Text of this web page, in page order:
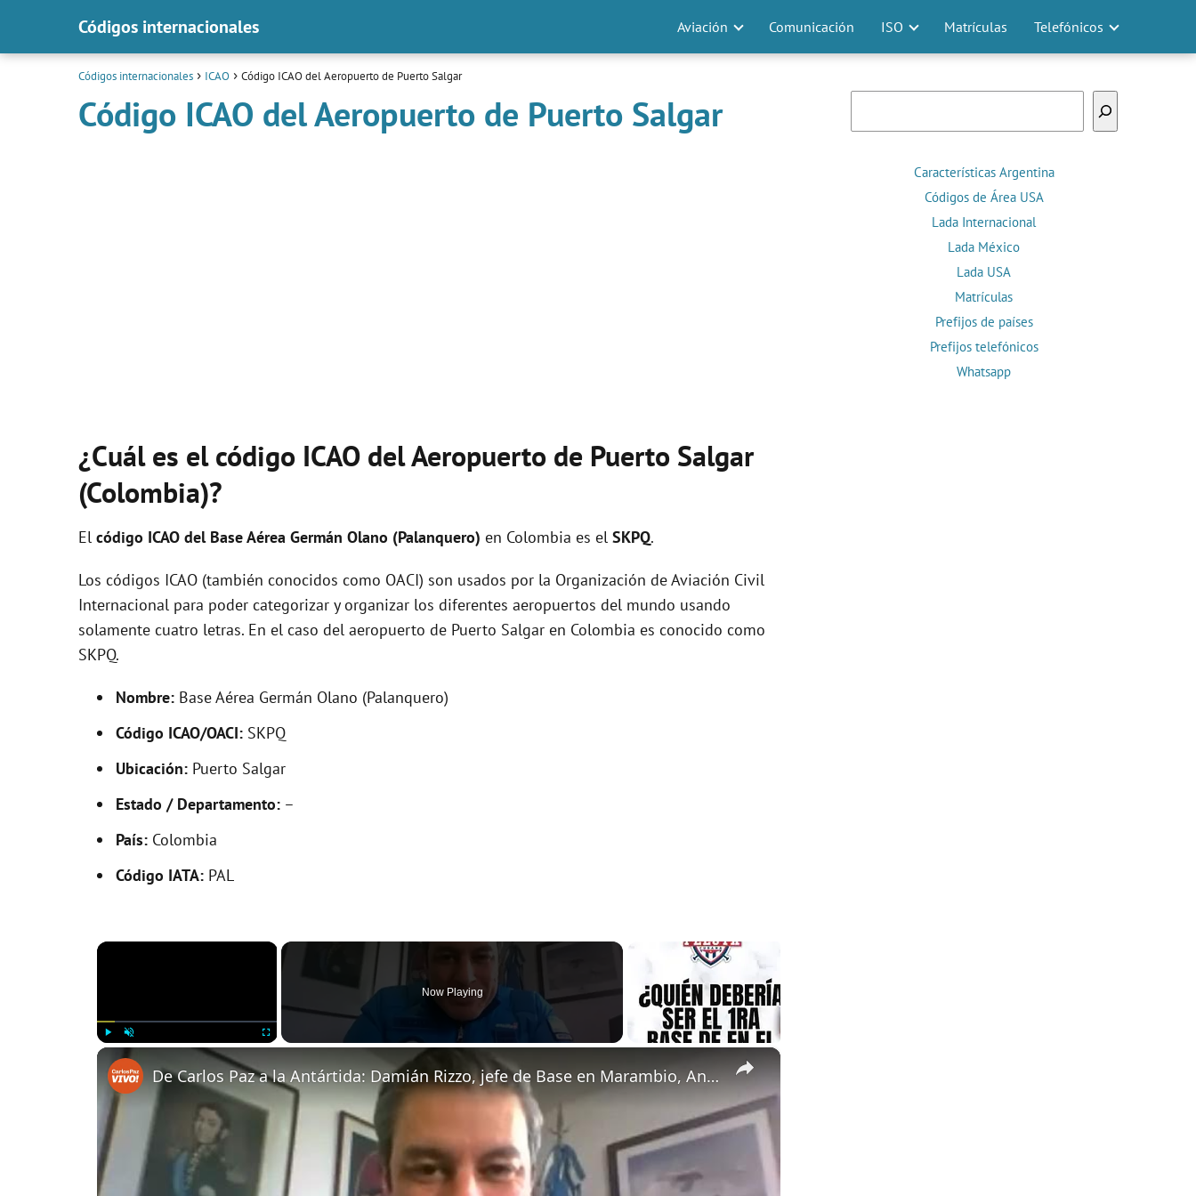
Códigos internacionales Aviación Comunicación ISO Matrículas Telefónicos
Códigos internacionales ICAO Código ICAO del Aeropuerto de Puerto Salgar
Código ICAO del Aeropuerto de Puerto Salgar
¿Cuál es el código ICAO del Aeropuerto de Puerto Salgar
(Colombia)?
El código ICAO del Base Aérea Germán Olano (Palanquero) en Colombia es el SKPQ.
Los códigos ICAO (también conocidos como OACI) son usados por la Organización de Aviación Civil
Internacional para poder categorizar y organizar los diferentes aeropuertos del mundo usando
solamente cuatro letras. En el caso del aeropuerto de Puerto Salgar en Colombia es conocido como
SKPQ.
Nombre: Base Aérea Germán Olano (Palanquero)
Código ICAO/OACI: SKPQ
Ubicación: Puerto Salgar
Estado / Departamento: –
País: Colombia
Código IATA: PAL
×
Now Playing
×
De Carlos Paz a la Antártida: Damián Rizzo, jefe de Base en Marambio, Antártida.
Características Argentina
Códigos de Área USA
Lada Internacional
Lada México
Lada USA
Matrículas
Prefijos de países
Prefijos telefónicos
Whatsapp